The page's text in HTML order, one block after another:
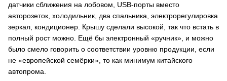
датчики сближения на лобовом, USB-порты вместо
авторозеток, холодильник, два спальника, электрорегулировка
зеркал, кондиционер. Крышу сделали высокой, так что встать в
полный рост можно. Ещё бы электронный «ручник», и можно
было смело говорить о соответствии уровню продукции, если
не «европейской семёрки», то как минимум китайского
автопрома.